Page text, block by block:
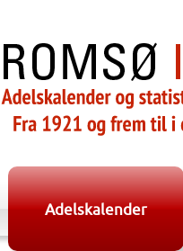
Adelskalender